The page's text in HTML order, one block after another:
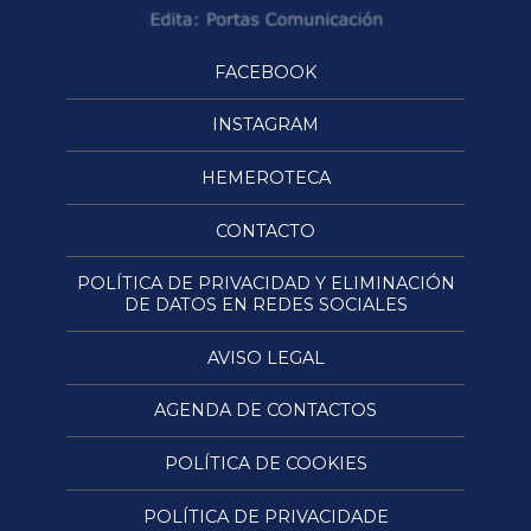
FACEBOOK
INSTAGRAM
HEMEROTECA
CONTACTO
POLÍTICA DE PRIVACIDAD Y ELIMINACIÓN
DE DATOS EN REDES SOCIALES
AVISO LEGAL
AGENDA DE CONTACTOS
POLÍTICA DE COOKIES
POLÍTICA DE PRIVACIDADE